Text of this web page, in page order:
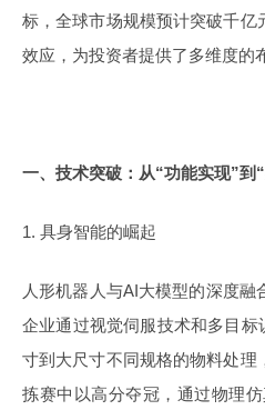
标，全球市场规模预计突破千
效应，为投资者提供了多维度的
一、技术突破：从“功能实现”到
1. 具身智能的崛起
人形机器人与AI大模型的深度
企业通过视觉伺服技术和多目
寸到大尺寸不同规格的物料处
拣赛中以高分夺冠，通过物理